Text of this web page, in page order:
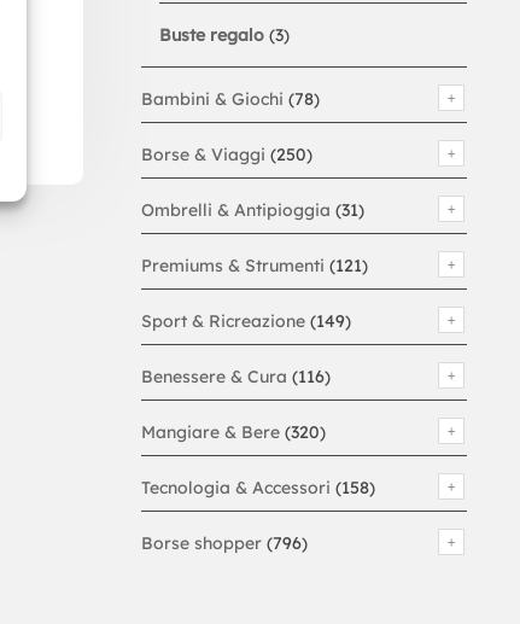
Buste regalo(3)
Bambini & Giochi (78)
Borse & Viaggi (250)
Ombrelli & Antipioggia (31)
Premiums & Strumenti (121)
Sport & Ricreazione(149)
Benessere & Cura (116)
Mangiare & Bere(320)
Tecnologia & Accessori (158)
Borse shopper(796)